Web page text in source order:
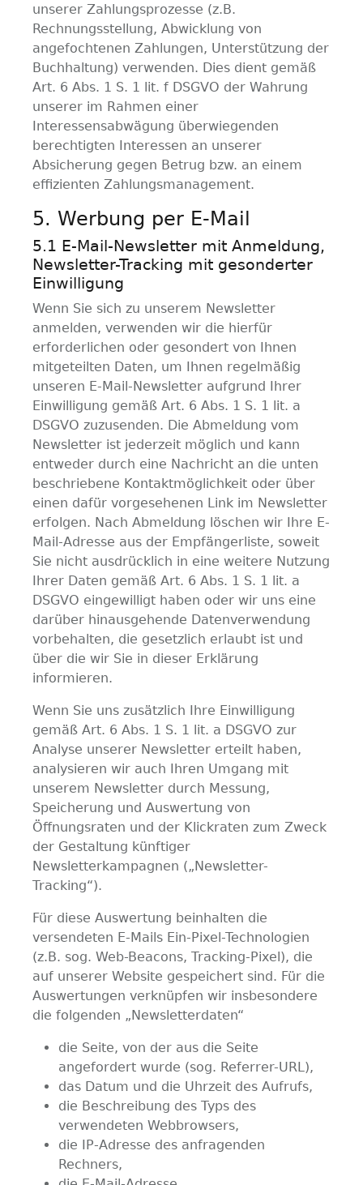
unserer Zahlungsprozesse (z.B.
Rechnungsstellung, Abwicklung von
angefochtenen Zahlungen, Unterstützung der
Buchhaltung) verwenden. Dies dient gemäß
Art. 6 Abs. 1 S. 1 lit. f DSGVO der Wahrung
unserer im Rahmen einer
Interessensabwägung überwiegenden
berechtigten Interessen an unserer
Absicherung gegen Betrug bzw. an einem
effizienten Zahlungsmanagement.
5. Werbung per E-Mail
5.1 E-Mail-Newsletter mit Anmeldung,
Newsletter-Tracking mit gesonderter
Einwilligung
Wenn Sie sich zu unserem Newsletter
anmelden, verwenden wir die hierfür
erforderlichen oder gesondert von Ihnen
mitgeteilten Daten, um Ihnen regelmäßig
unseren E-Mail-Newsletter aufgrund Ihrer
Einwilligung gemäß Art. 6 Abs. 1 S. 1 lit. a
DSGVO zuzusenden. Die Abmeldung vom
Newsletter ist jederzeit möglich und kann
entweder durch eine Nachricht an die unten
beschriebene Kontaktmöglichkeit oder über
einen dafür vorgesehenen Link im Newsletter
erfolgen. Nach Abmeldung löschen wir Ihre E-
Mail-Adresse aus der Empfängerliste, soweit
Sie nicht ausdrücklich in eine weitere Nutzung
Ihrer Daten gemäß Art. 6 Abs. 1 S. 1 lit. a
DSGVO eingewilligt haben oder wir uns eine
darüber hinausgehende Datenverwendung
vorbehalten, die gesetzlich erlaubt ist und
über die wir Sie in dieser Erklärung
informieren.
Wenn Sie uns zusätzlich Ihre Einwilligung
gemäß Art. 6 Abs. 1 S. 1 lit. a DSGVO zur
Analyse unserer Newsletter erteilt haben,
analysieren wir auch Ihren Umgang mit
unserem Newsletter durch Messung,
Speicherung und Auswertung von
Öffnungsraten und der Klickraten zum Zweck
der Gestaltung künftiger
Newsletterkampagnen („Newsletter-
Tracking“).
Für diese Auswertung beinhalten die
versendeten E-Mails Ein-Pixel-Technologien
(z.B. sog. Web-Beacons, Tracking-Pixel), die
auf unserer Website gespeichert sind. Für die
Auswertungen verknüpfen wir insbesondere
die folgenden „Newsletterdaten“
die Seite, von der aus die Seite
angefordert wurde (sog. Referrer-URL),
das Datum und die Uhrzeit des Aufrufs,
die Beschreibung des Typs des
verwendeten Webbrowsers,
die IP-Adresse des anfragenden
Rechners,